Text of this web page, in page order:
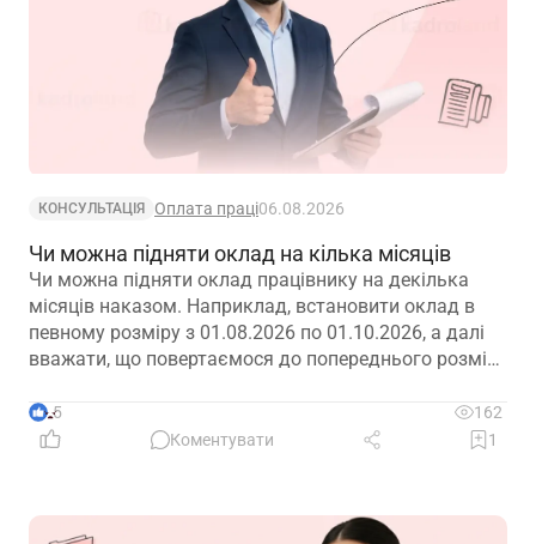
КОНСУЛЬТАЦІЯ Оплата праці06.08.2026
Чи можна підняти оклад на кілька місяців
Чи можна підняти оклад працівнику на декілька
місяців наказом. Наприклад, встановити оклад в
певному розміру з 01.08.2026 по 01.10.2026, а далі
вважати, що повертаємося до попереднього розміру
5
162
Коментувати
1